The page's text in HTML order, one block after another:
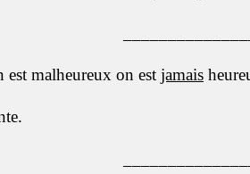
est malheureux on est jamais